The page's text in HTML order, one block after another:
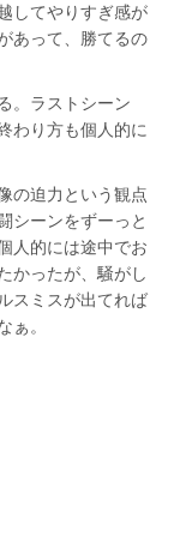
してやりすぎ感が
あって、勝てるの
。ラストシーン
わり方も個人的に
の迫力という観点
シーンをずーっと
人的には途中でお
かったが、騒がし
スミスが出てれば
ぁ。